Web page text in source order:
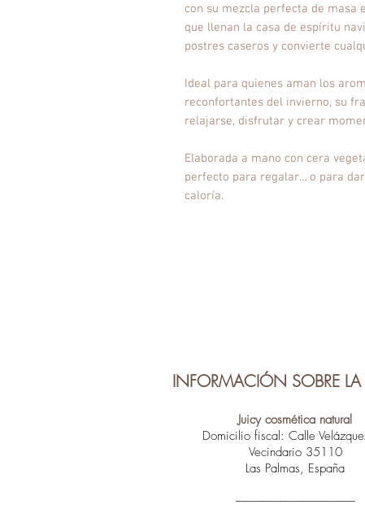
con su mezcla perfecta de masa
que llenan la casa de espíritu
postres caseros y convierte
Ideal para quienes aman los
reconfortantes del invierno, su
relajarse, disfrutar y crear
Elaborada a mano con cera
perfecto para regalar… o para
caloría.
INFORMACIÓN SOBRE LA
Juicy cosmética natural
Domicilio fiscal: Calle
Vecindario 35110
Las Palmas, España
-------------------------------------------------